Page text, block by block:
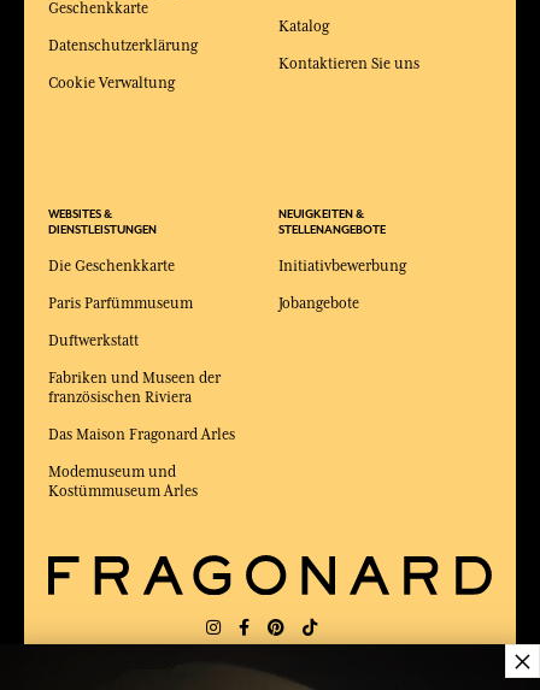
Geschenkkarte
Datenschutzerklärung
Cookie Verwaltung
WEBSITES &
DIENSTLEISTUNGEN
Die Geschenkkarte
Paris Parfümmuseum
Duftwerkstatt
Fabriken und Museen der
französischen Riviera
Das Maison Fragonard Arles
Modemuseum und
Kostümmuseum Arles
Katalog
Kontaktieren Sie uns
NEUIGKEITEN &
STELLENANGEBOTE
Initiativbewerbung
Jobangebote
×